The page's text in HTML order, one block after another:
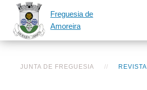
Freguesia de
Amoreira
JUNTA DE FREGUESIA REVISTA